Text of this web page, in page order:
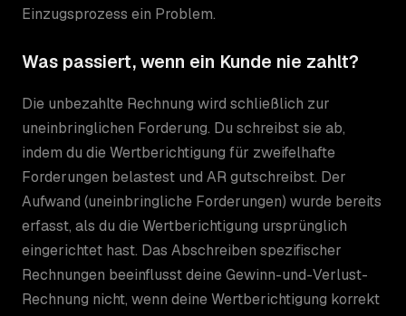
Einzugsprozess ein Problem.
Was passiert, wenn ein Kunde nie zahlt?
Die unbezahlte Rechnung wird schließlich zur
uneinbringlichen Forderung. Du schreibst sie ab,
indem du die Wertberichtigung für zweifelhafte
Forderungen belastest und AR gutschreibst. Der
Aufwand (uneinbringliche Forderungen) wurde bereits
erfasst, als du die Wertberichtigung ursprünglich
eingerichtet hast. Das Abschreiben spezifischer
Rechnungen beeinflusst deine Gewinn-und-Verlust-
Rechnung nicht, wenn deine Wertberichtigung korrekt